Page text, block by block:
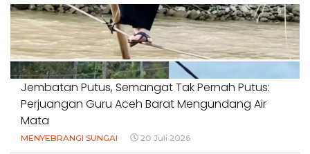
Jembatan Putus, Semangat Tak Pernah Putus:
Perjuangan Guru Aceh Barat Mengundang Air
Mata
MENYEBRANGI SUNGAI 20 Juli 2026